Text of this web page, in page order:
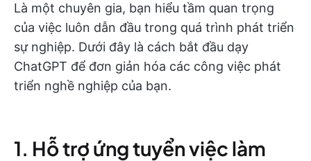
Là một chuyên gia, bạn hiểu tầm quan trọng
của việc luôn dẫn đầu trong quá trình phát triển
sự nghiệp. Dưới đây là cách bắt đầu dạy
ChatGPT để đơn giản hóa các công việc phát
triển nghề nghiệp của bạn.
1. Hỗ trợ ứng tuyển việc làm